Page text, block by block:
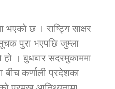
जुम्लाको सुचना सन्देश
भएको छ । राष्ट्यि साक्षर
पुरा भएपछि जुम्ला
हो । बुधबार सदरमुकाममा
बीच कर्णाली प्रदेशका